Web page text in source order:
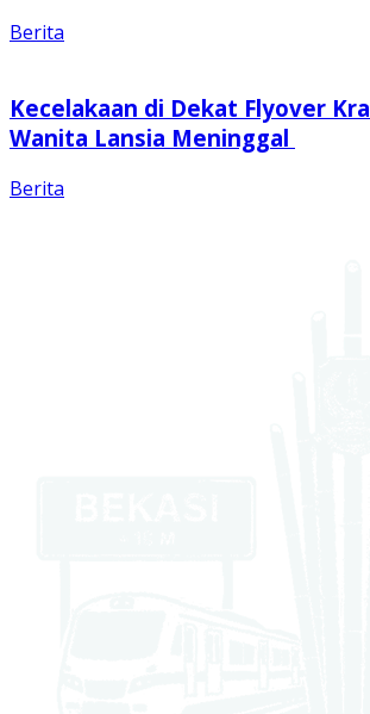
Berita
Kecelakaan di Dekat Flyover
Wanita Lansia Meninggal
Berita